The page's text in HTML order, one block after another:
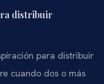
distribuir
para distribuir
cuando dos o más